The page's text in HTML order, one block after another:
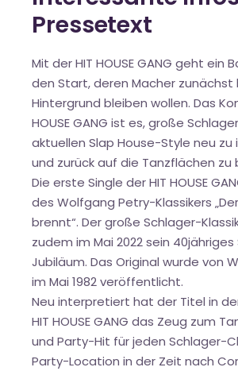
Pressetext
Mit der HIT HOUSE GANG geht ein
den Start, deren Macher zunächst
Hintergrund bleiben wollen. Das
HOUSE GANG ist es, große
aktuellen Slap House-Style neu
und zurück auf die Tanzflächen zu
Die erste Single der HIT HOUSE
des Wolfgang Petry-Klassikers
brennt“. Der große Schlager-
zudem im Mai 2022 sein
Jubiläum. Das Original wurde von
im Mai 1982 veröffentlicht.
Neu interpretiert hat der Titel in
HIT HOUSE GANG das Zeug zum
und Party-Hit für jeden Schlager-
Party-Location in der Zeit nach